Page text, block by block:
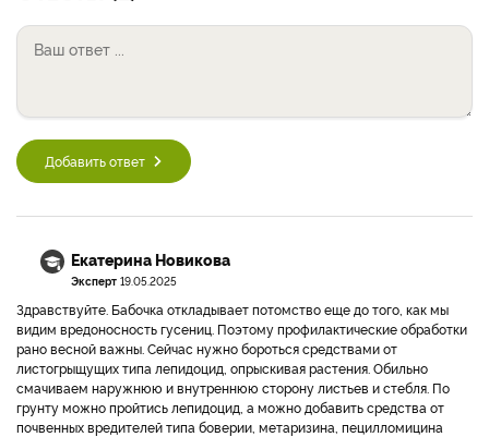
Добавить ответ
Екатерина Новикова
Эксперт 19.05.2025
Здравствуйте. Бабочка откладывает потомство еще до того, как мы
видим вредоносность гусениц. Поэтому профилактические обработки
рано весной важны. Сейчас нужно бороться средствами от
листогрыщущих типа лепидоцид, опрыскивая растения. Обильно
смачиваем наружнюю и внутреннюю сторону листьев и стебля. По
грунту можно пройтись лепидоцид, а можно добавить средства от
почвенных вредителей типа боверии, метаризина, пецилломицина